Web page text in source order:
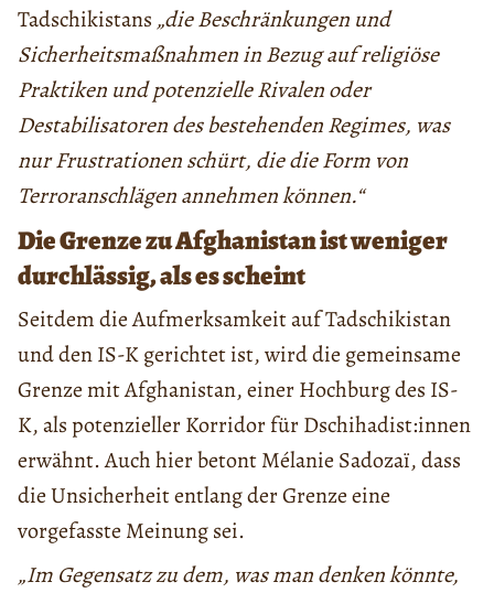
Tadschikistans „die Beschränkungen und
Sicherheitsmaßnahmen in Bezug auf religiöse
Praktiken und potenzielle Rivalen oder
Destabilisatoren des bestehenden Regimes, was
nur Frustrationen schürt, die die Form von
Terroranschlägen annehmen können.“
Die Grenze zu Afghanistan ist weniger
durchlässig, als es scheint
Seitdem die Aufmerksamkeit auf Tadschikistan
und den IS-K gerichtet ist, wird die gemeinsame
Grenze mit Afghanistan, einer Hochburg des IS-
K, als potenzieller Korridor für Dschihadist:innen
erwähnt. Auch hier betont Mélanie Sadozaï, dass
die Unsicherheit entlang der Grenze eine
vorgefasste Meinung sei.
„Im Gegensatz zu dem, was man denken könnte,